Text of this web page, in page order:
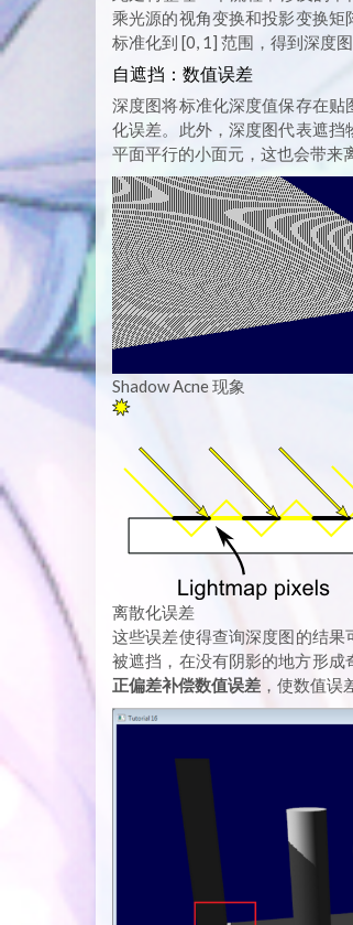
乘光源的视角变换和投影变换矩
标准化到 [0, 1] 范围，得到深度图
自遮挡：数值误差
深度图将标准化深度值保存在
化误差。此外，深度图代表遮
平面平行的小面元，这也会带来
Shadow Acne 现象
离散化误差
这些误差使得查询深度图的结
被遮挡，在没有阴影的地方形成
正偏差补偿数值误差 ，使数值误